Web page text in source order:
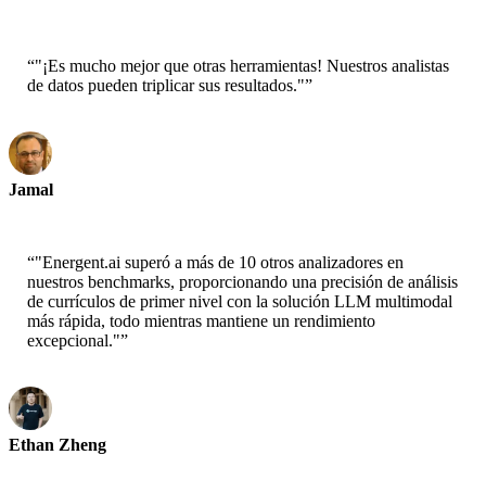
“"¡Es mucho mejor que otras herramientas! Nuestros analistas
de datos pueden triplicar sus resultados."”
Jamal
“"Energent.ai superó a más de 10 otros analizadores en
nuestros benchmarks, proporcionando una precisión de análisis
de currículos de primer nivel con la solución LLM multimodal
más rápida, todo mientras mantiene un rendimiento
excepcional."”
Ethan Zheng